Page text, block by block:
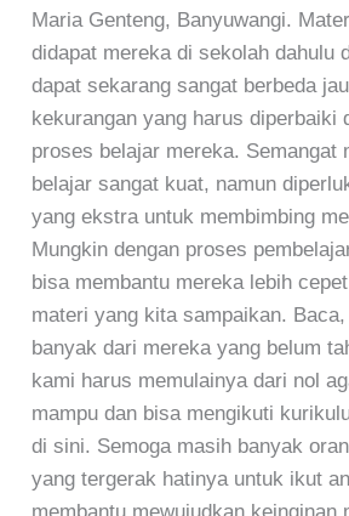
Maria Genteng, Banyuwangi.
didapat mereka di sekolah dahulu
dapat sekarang sangat berbeda
kekurangan yang harus diperbaiki
proses belajar mereka. Semangat
belajar sangat kuat, namun
yang ekstra untuk membimbing
Mungkin dengan proses
bisa membantu mereka lebih
materi yang kita sampaikan.
banyak dari mereka yang belum
kami harus memulainya dari nol
mampu dan bisa mengikuti
di sini. Semoga masih banyak
yang tergerak hatinya untuk ikut
membantu mewujudkan keinginan